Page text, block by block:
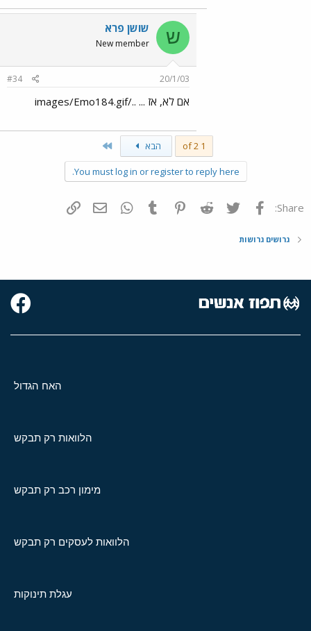
ש שושן פרא
New member
20/1/03
#34
אם לא, אז ... ../images/Emo184.gif
1 of 2 הבא
You must log in or register to reply here.
Share: פייסבוק Twitter
Reddit
Pinterest
Tumblr
WhatsAppדואר אלקטרוני
גרושים גרושות
האח הגדול
הלוואות רק תבקש
מימון רכב רק תבקש
הלוואות לעסקים רק תבקש
עגלת תינוקות